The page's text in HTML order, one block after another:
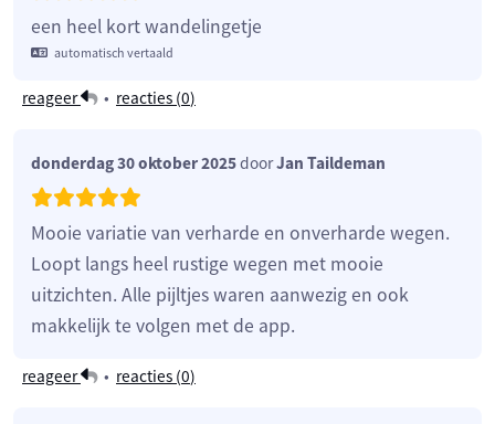
een heel kort wandelingetje
automatisch vertaald
reageer • reacties (0)
donderdag 30 oktober 2025doorJan Taildeman
Mooie variatie van verharde en onverharde wegen.
Loopt langs heel rustige wegen met mooie
uitzichten. Alle pijltjes waren aanwezig en ook
makkelijk te volgen met de app.
reageer • reacties (0)